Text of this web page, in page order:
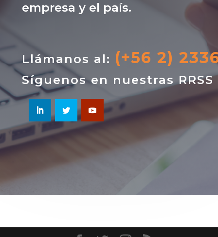
empresa y el país.
Llámanos al: (+56 2)
Síguenos en nuestras RRSS